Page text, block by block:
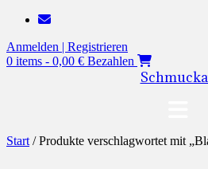
Zum
springen
Anmelden | Registrieren
0 items - 0,00 € Bezahlen
Start / Produkte verschlagwortet mit